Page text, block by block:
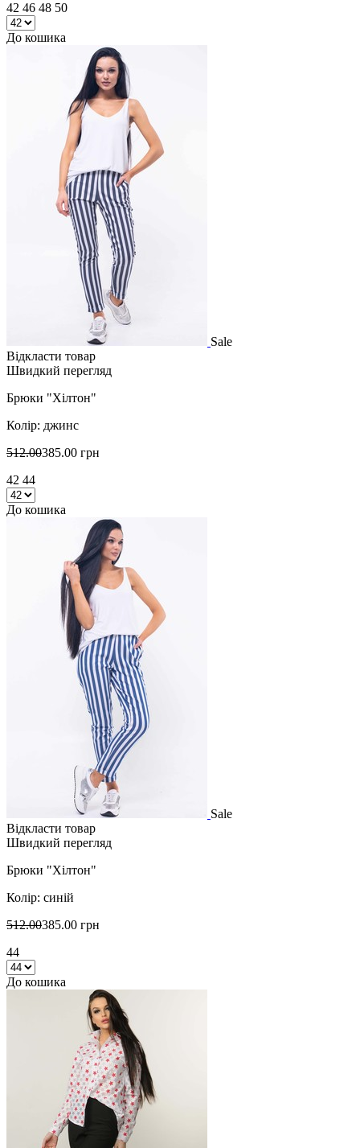
42 46 48 50
До кошика
Sale
Відкласти товар
Швидкий перегляд
Брюки "Хілтон"
Колір: джинс
512.00385.00 грн
42 44
До кошика
Sale
Відкласти товар
Швидкий перегляд
Брюки "Хілтон"
Колір: синій
512.00385.00 грн
44
До кошика